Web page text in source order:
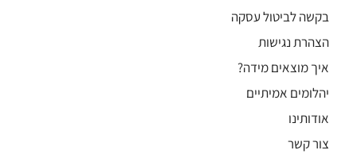
בקשה לביטול עסקה
הצהרת נגישות
איך מוצאים מידה?
יהלומים אמיתיים
אודותינו
צור קשר